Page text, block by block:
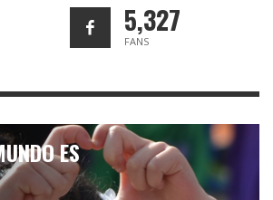
5,327
FANS
ES